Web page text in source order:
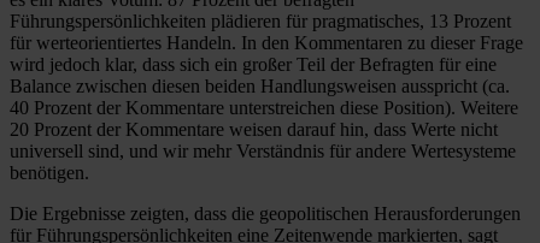
Führungspersönlichkeiten plädieren für pragmatisches, 13 Prozent
für werteorientiertes Handeln. In den Kommentaren zu dieser Frage
wird jedoch klar, dass sich ein großer Teil der Befragten für eine
Balance zwischen diesen beiden Handlungsweisen ausspricht (ca.
40 Prozent der Kommentare unterstreichen diese Position). Weitere
20 Prozent der Kommentare weisen darauf hin, dass Werte nicht
universell sind, und wir mehr Verständnis für andere Wertesysteme
benötigen.
Die Ergebnisse zeigten, dass die geopolitischen Herausforderungen
für Führungspersönlichkeiten eine Zeitenwende markierten, sagt